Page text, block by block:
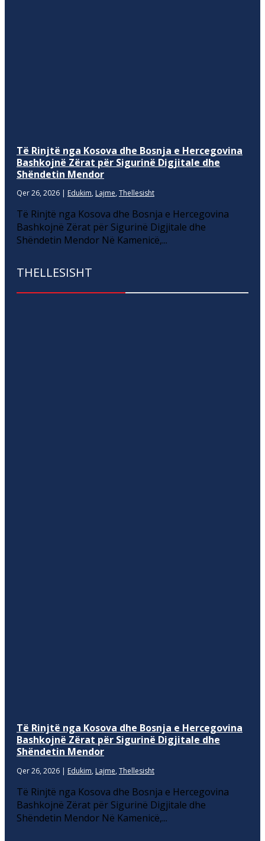
Të Rinjtë nga Kosova dhe Bosnja e Hercegovina
Bashkojnë Zërat për Sigurinë Digjitale dhe
Shëndetin Mendor
Qer 26, 2026 | Edukim, Lajme, Thellesisht
Të Rinjtë nga Kosova dhe Bosnja e Hercegovina
Bashkojnë Zërat për Sigurinë Digjitale dhe
Shëndetin Mendor Në Kamenicë,...
THELLESISHT
Të Rinjtë nga Kosova dhe Bosnja e Hercegovina
Bashkojnë Zërat për Sigurinë Digjitale dhe
Shëndetin Mendor
Qer 26, 2026 | Edukim, Lajme, Thellesisht
Të Rinjtë nga Kosova dhe Bosnja e Hercegovina
Bashkojnë Zërat për Sigurinë Digjitale dhe
Shëndetin Mendor Në Kamenicë,...